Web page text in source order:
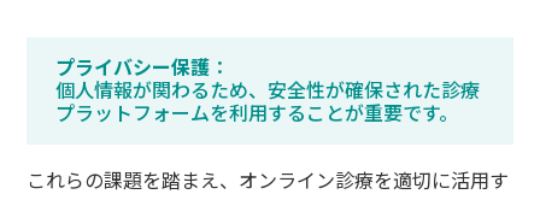
プライバシー保護 ：
個人情報が関わるため、安全性が確保された診療
プラットフォームを利用することが重要です。
これらの課題を踏まえ、オンライン診療を適切に活用す